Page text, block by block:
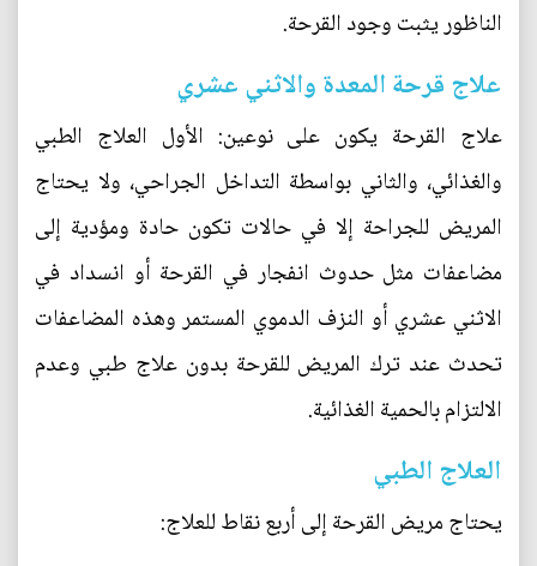
الناظور يثبت وجود القرحة.
علاج قرحة المعدة والاثني عشري
علاج القرحة يكون على نوعين: الأول العلاج الطبي
والغذائي، والثاني بواسطة التداخل الجراحي، ولا يحتاج
المريض للجراحة إلا في حالات تكون حادة ومؤدية إلى
مضاعفات مثل حدوث انفجار في القرحة أو انسداد في
الاثني عشري أو النزف الدموي المستمر وهذه المضاعفات
تحدث عند ترك المريض للقرحة بدون علاج طبي وعدم
الالتزام بالحمية الغذائية.
العلاج الطبي
يحتاج مريض القرحة إلى أربع نقاط للعلاج: